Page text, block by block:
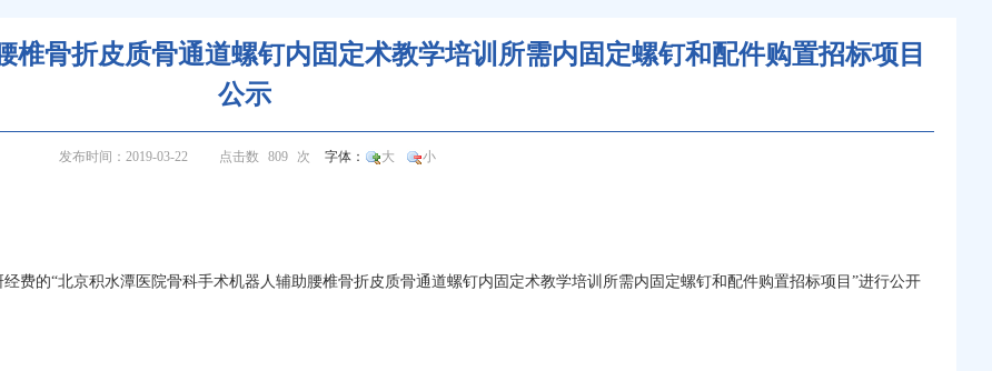
骨折皮质骨通道螺钉内固定术教学培训所需内固定螺钉和配件购置招标项目
公示
发布时间：2019-03-22 点击数 809 次 字体： 大 小
费的“北京积水潭医院骨科手术机器人辅助腰椎骨折皮质骨通道螺钉内固定术教学培训所需内固定螺钉和配件购置招标项目”进行公开